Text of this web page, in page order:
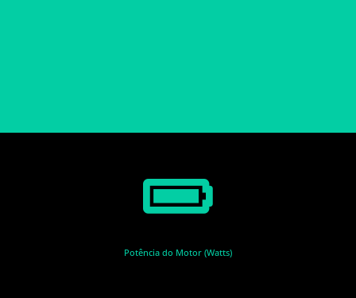
Potência do Motor (Watts)